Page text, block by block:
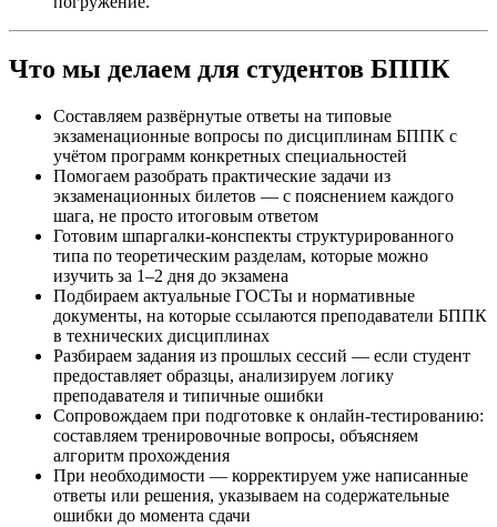
Что мы делаем для студентов БППК
Составляем развёрнутые ответы на типовые
экзаменационные вопросы по дисциплинам БППК с
учётом программ конкретных специальностей
Помогаем разобрать практические задачи из
экзаменационных билетов — с пояснением каждого
шага, не просто итоговым ответом
Готовим шпаргалки-конспекты структурированного
типа по теоретическим разделам, которые можно
изучить за 1–2 дня до экзамена
Подбираем актуальные ГОСТы и нормативные
документы, на которые ссылаются преподаватели БППК
в технических дисциплинах
Разбираем задания из прошлых сессий — если студент
предоставляет образцы, анализируем логику
преподавателя и типичные ошибки
Сопровождаем при подготовке к онлайн-тестированию:
составляем тренировочные вопросы, объясняем
алгоритм прохождения
При необходимости — корректируем уже написанные
ответы или решения, указываем на содержательные
ошибки до момента сдачи